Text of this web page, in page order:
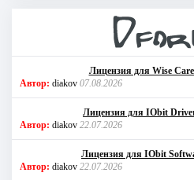
Лицензия для Wise
Автор: diakov 07.08.2026
Лицензия для IObit
Автор: diakov 22.07.2026
Лицензия для IObit
Автор: diakov 22.07.2026